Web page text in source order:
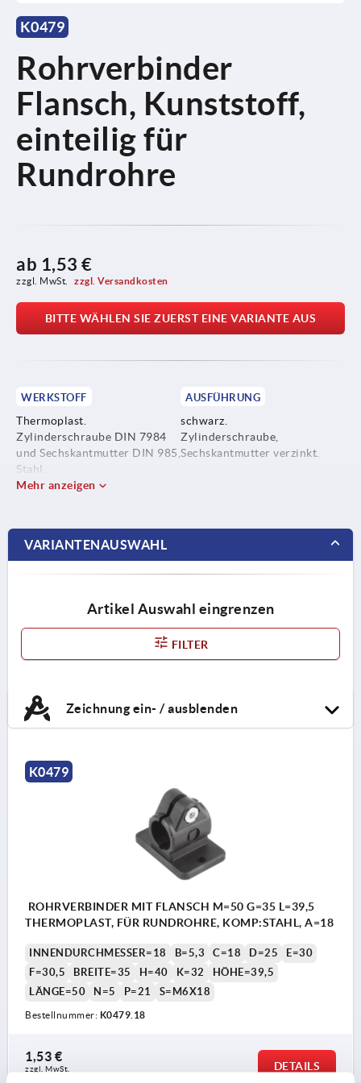
K0479
Rohrverbinder
Flansch, Kunststoff,
einteilig für
Rundrohre
ab 1,53 €
zzgl. MwSt. zzgl. Versandkosten
BITTE WÄHLEN SIE ZUERST EINE VARIANTE AUS
WERKSTOFF
Thermoplast.
Zylinderschraube DIN 7984
und Sechskantmutter DIN 985,
Stahl.
AUSFÜHRUNG
schwarz.
Zylinderschraube,
Sechskantmutter verzinkt.
Mehr anzeigen
VARIANTENAUSWAHL
Artikel Auswahl eingrenzen
FILTER
Zeichnung ein- / ausblenden
K0479
ROHRVERBINDER MIT FLANSCH M=50 G=35 L=39,5
THERMOPLAST, FÜR RUNDROHRE, KOMP:STAHL, A=18
INNENDURCHMESSER=18 B=5,3 C=18 D=25
E=30
F=30,5
BREITE=35 H=40 K=32
HÖHE=39,5
LÄNGE=50
N=5 P=21 S=M6X18
Bestellnummer: K0479.18
1,53 €
zzgl. MwSt.
DETAILS